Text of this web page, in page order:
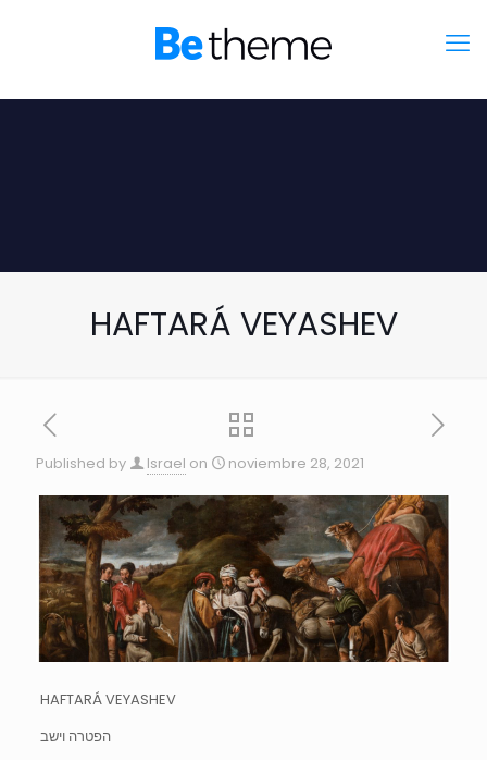
HAFTARÁ VEYASHEV
Published by Israel on noviembre 28, 2021
HAFTARÁ VEYASHEV
הפטרה וישב